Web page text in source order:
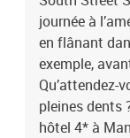
journée à
en flânant
exemple,
Qu’attendez-
pleines dents
hôtel 4* à